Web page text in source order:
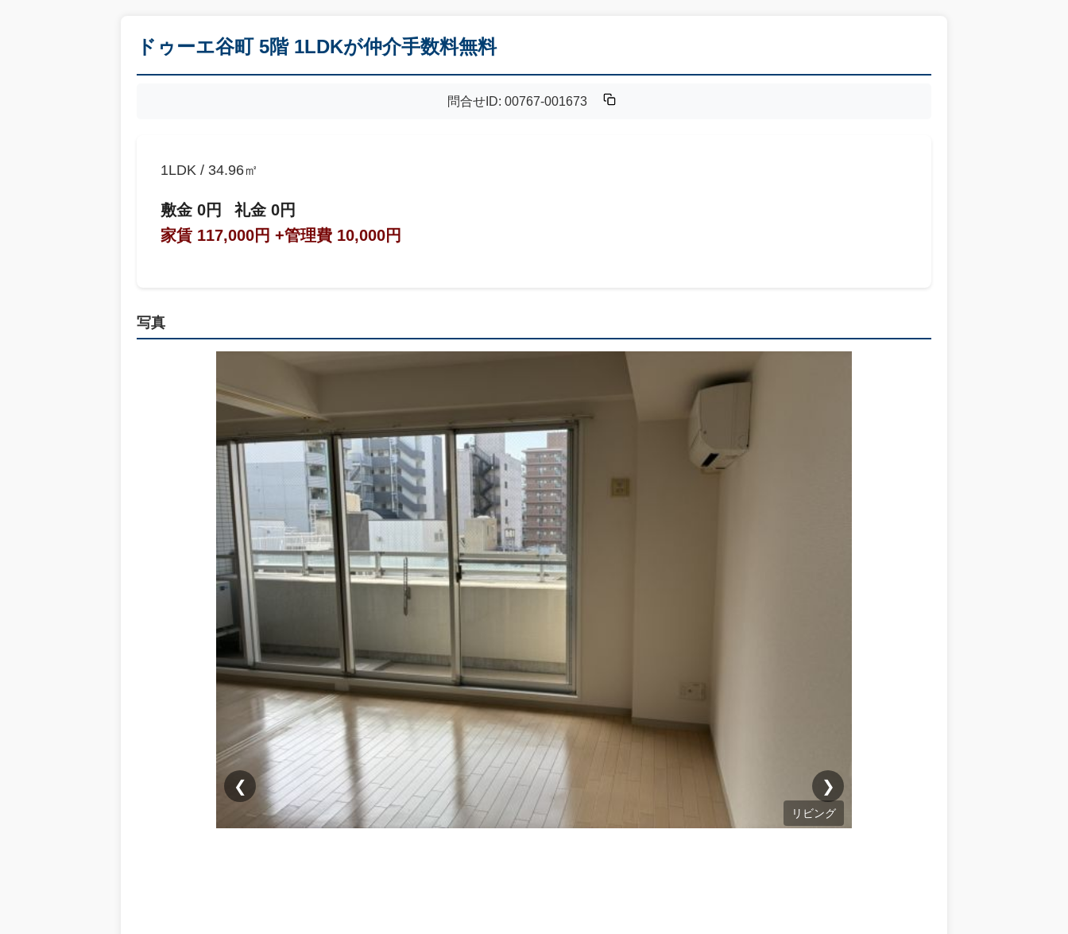
ドゥーエ谷町 5階 1LDKが仲介手数料無料
問合せID: 00767-001673
1LDK / 34.96㎡
敷金 0円
礼金 0円
家賃 117,000円 +管理費 10,000円
写真
リビング
❮ ❯